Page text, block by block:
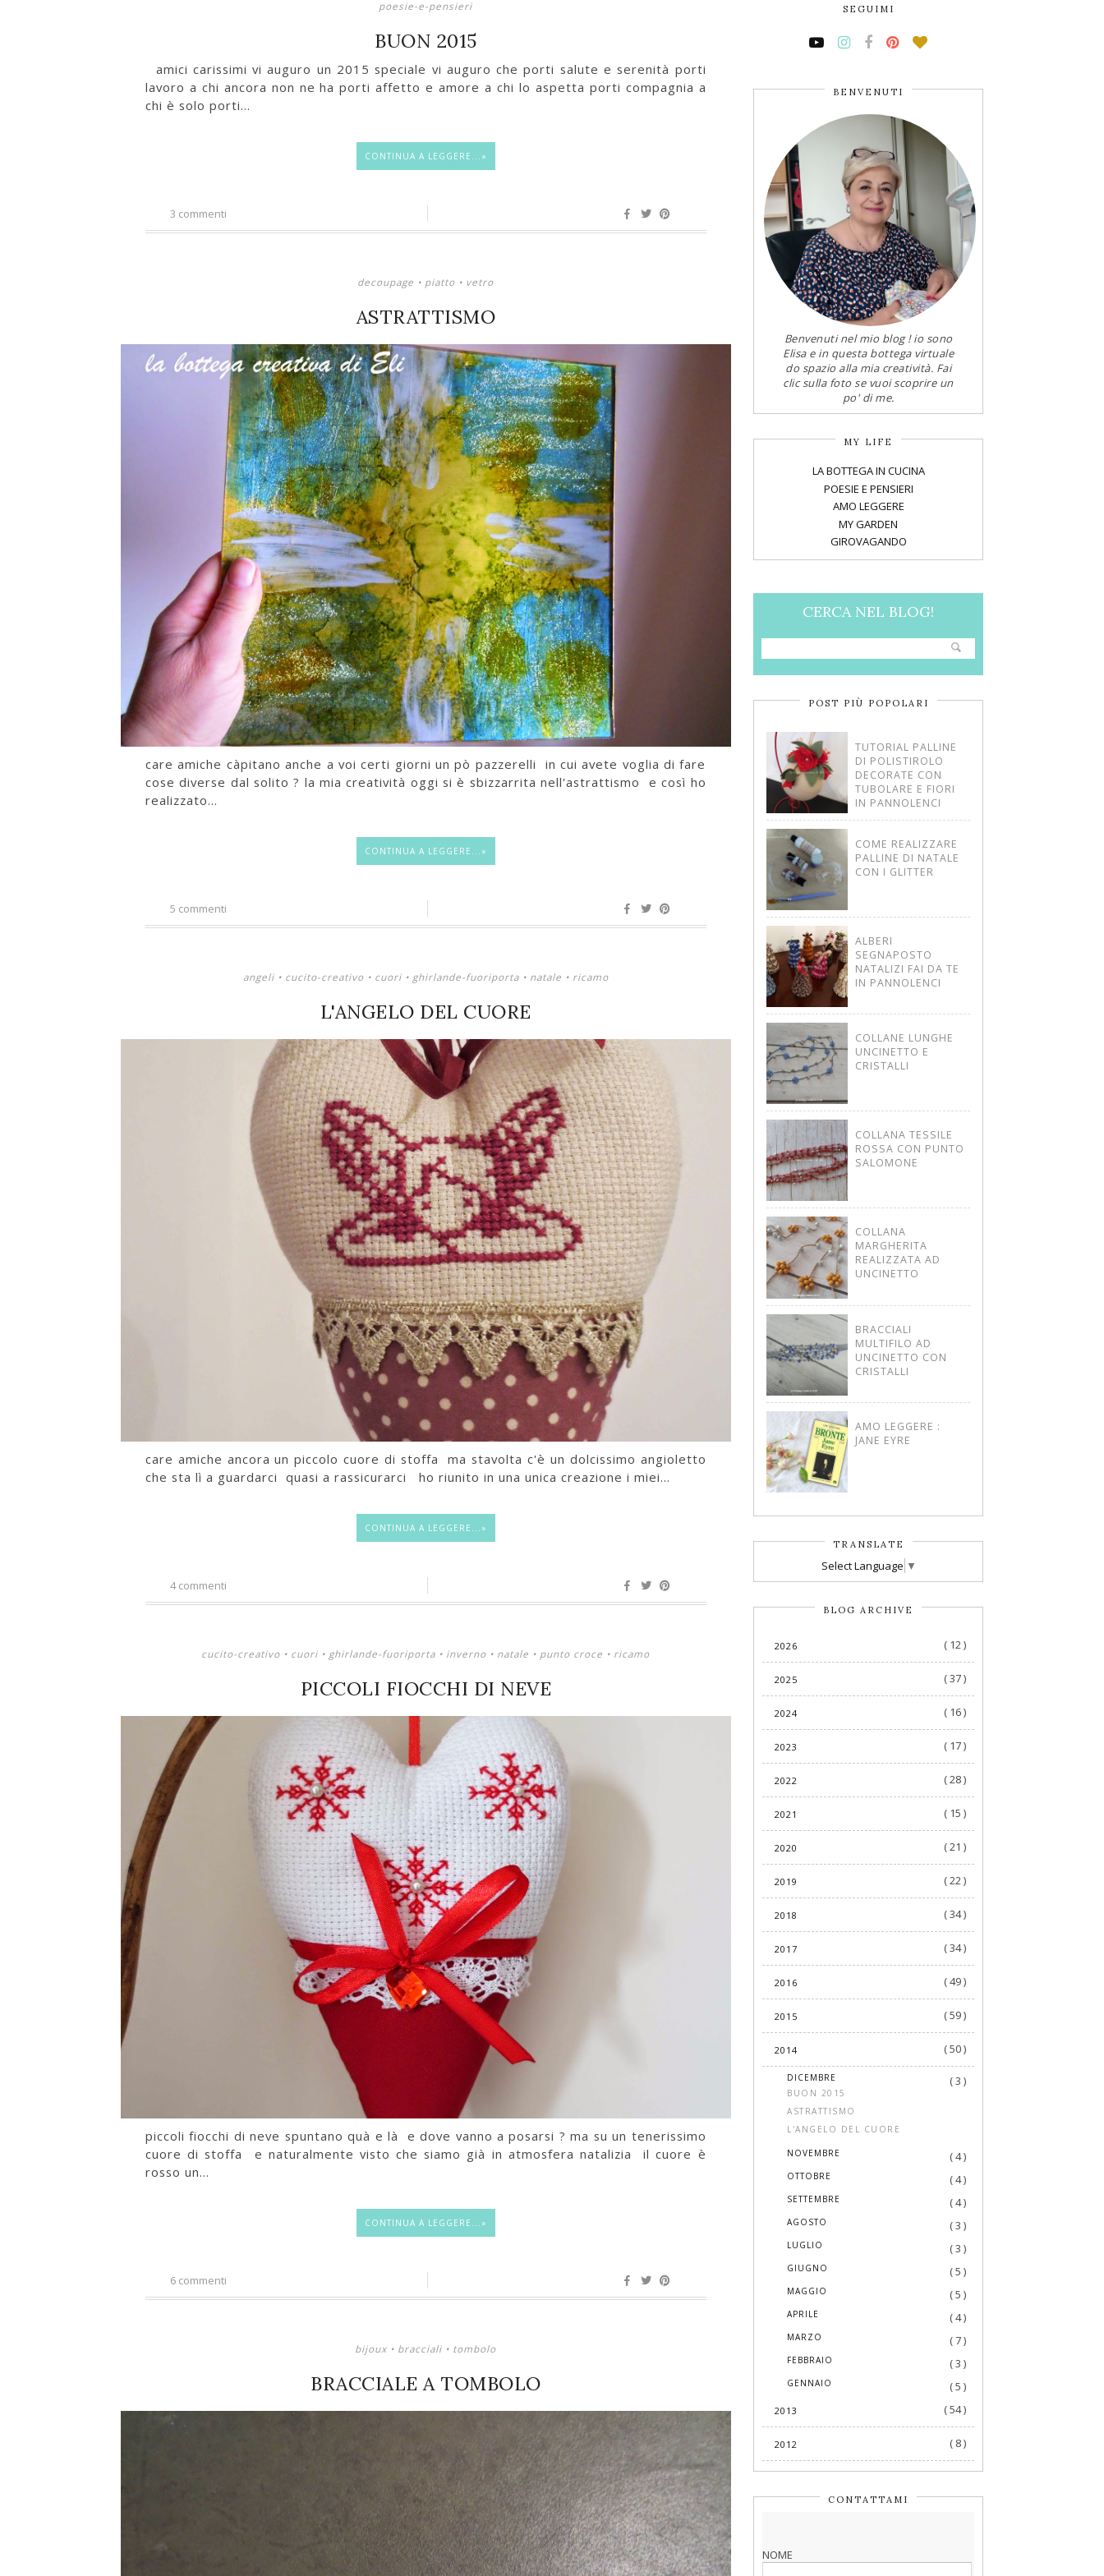
poesie-e-pensieri
BUON 2015
amici carissimi vi auguro un 2015 speciale vi auguro che porti salute e serenità porti
lavoro a chi ancora non ne ha porti affetto e amore a chi lo aspetta porti compagnia a
chi è solo porti...
CONTINUA A LEGGERE...»
3 commenti
decoupage • piatto • vetro
ASTRATTISMO
care amiche càpitano anche a voi certi giorni un pò pazzerelli in cui avete voglia di fare
cose diverse dal solito ? la mia creatività oggi si è sbizzarrita nell'astrattismo e così ho
realizzato...
CONTINUA A LEGGERE...»
5 commenti
angeli• cucito-creativo• cuori• ghirlande-fuoriporta• natale • ricamo
L'ANGELO DEL CUORE
care amiche ancora un piccolo cuore di stoffa ma stavolta c'è un dolcissimo angioletto
che sta lì a guardarci quasi a rassicurarci ho riunito in una unica creazione i miei...
CONTINUA A LEGGERE...»
4 commenti
cucito-creativo • cuori • ghirlande-fuoriporta • inverno • natale • punto croce • ricamo
PICCOLI FIOCCHI DI NEVE
piccoli fiocchi di neve spuntano quà e là e dove vanno a posarsi ? ma su un tenerissimo
cuore di stoffa e naturalmente visto che siamo già in atmosfera natalizia il cuore è
rosso un...
CONTINUA A LEGGERE...»
6 commenti
bijoux • bracciali • tombolo
BRACCIALE A TOMBOLO
SEGUIMI
BENVENUTI
Benvenuti nel mio blog ! io sono
Elisa e in questa bottega virtuale
do spazio alla mia creatività. Fai
clic sulla foto se vuoi scoprire un
po' di me.
MY LIFE
LA BOTTEGA IN CUCINA
POESIE E PENSIERI
AMO LEGGERE
MY GARDEN
GIROVAGANDO
CERCA NEL BLOG!
POST PIÙ POPOLARI
TUTORIAL PALLINE
DI POLISTIROLO
DECORATE CON
TUBOLARE E FIORI
IN PANNOLENCI
COME REALIZZARE
PALLINE DI NATALE
CON I GLITTER
ALBERI
SEGNAPOSTO
NATALIZI FAI DA TE
IN PANNOLENCI
COLLANE LUNGHE
UNCINETTO E
CRISTALLI
COLLANA TESSILE
ROSSA CON PUNTO
SALOMONE
COLLANA
MARGHERITA
REALIZZATA AD
UNCINETTO
BRACCIALI
MULTIFILO AD
UNCINETTO CON
CRISTALLI
AMO LEGGERE :
JANE EYRE
TRANSLATE
Select Language ▼
BLOG ARCHIVE
2026 ( 12 )
2025 ( 37 )
2024 ( 16 )
2023 ( 17 )
2022 ( 28 )
2021 ( 15 )
2020 ( 21 )
2019 ( 22 )
2018 ( 34 )
2017 ( 34 )
2016 ( 49 )
2015 ( 59 )
2014 ( 50 )
DICEMBRE ( 3 )
BUON 2015
ASTRATTISMO
L'ANGELO DEL CUORE
NOVEMBRE ( 4 )
OTTOBRE ( 4 )
SETTEMBRE ( 4 )
AGOSTO ( 3 )
LUGLIO ( 3 )
GIUGNO ( 5 )
MAGGIO ( 5 )
APRILE ( 4 )
MARZO ( 7 )
FEBBRAIO ( 3 )
GENNAIO ( 5 )
2013 ( 54 )
2012 ( 8 )
CONTATTAMI
NOME